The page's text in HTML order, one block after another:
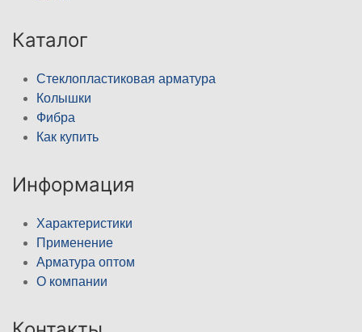
Каталог
Стеклопластиковая арматура
Колышки
Фибра
Как купить
Информация
Характеристики
Применение
Арматура оптом
О компании